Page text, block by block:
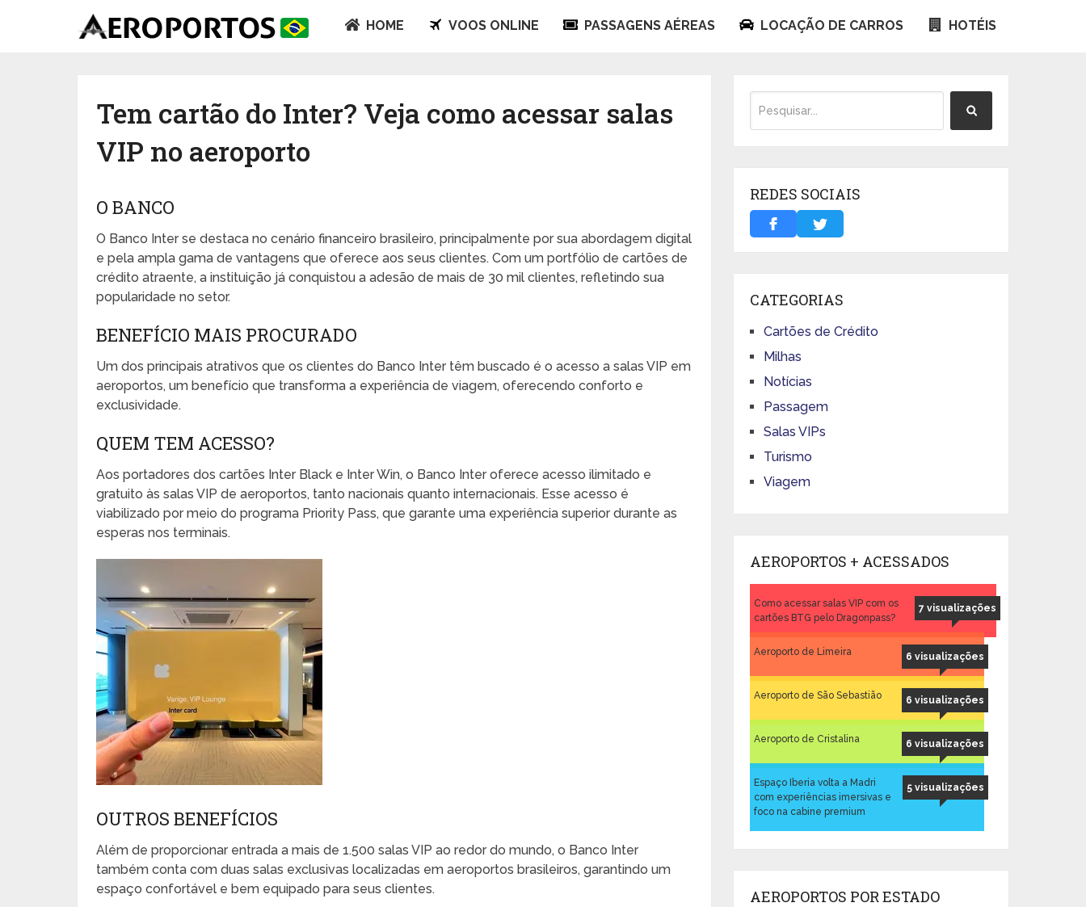
HOME VOOS ONLINE PASSAGENS AÉREAS LOCAÇÃO DE CARROS HOTÉIS
Tem cartão do Inter? Veja como acessar salas
VIP no aeroporto
O BANCO
O Banco Inter se destaca no cenário financeiro brasileiro, principalmente por sua abordagem digital
e pela ampla gama de vantagens que oferece aos seus clientes. Com um portfólio de cartões de
crédito atraente, a instituição já conquistou a adesão de mais de 30 mil clientes, refletindo sua
popularidade no setor.
BENEFÍCIO MAIS PROCURADO
Um dos principais atrativos que os clientes do Banco Inter têm buscado é o acesso a salas VIP em
aeroportos, um benefício que transforma a experiência de viagem, oferecendo conforto e
exclusividade.
QUEM TEM ACESSO?
Aos portadores dos cartões Inter Black e Inter Win, o Banco Inter oferece acesso ilimitado e
gratuito às salas VIP de aeroportos, tanto nacionais quanto internacionais. Esse acesso é
viabilizado por meio do programa Priority Pass, que garante uma experiência superior durante as
esperas nos terminais.
OUTROS BENEFÍCIOS
Além de proporcionar entrada a mais de 1.500 salas VIP ao redor do mundo, o Banco Inter
também conta com duas salas exclusivas localizadas em aeroportos brasileiros, garantindo um
espaço confortável e bem equipado para seus clientes.
REDES SOCIAIS
CATEGORIAS
Cartões de Crédito
Milhas
Notícias
Passagem
Salas VIPs
Turismo
Viagem
AEROPORTOS + ACESSADOS
7 visualizações
Como acessar salas VIP com os
cartões BTG pelo Dragonpass?
6 visualizações
Aeroporto de Limeira
6 visualizações
Aeroporto de São Sebastião
6 visualizações
Aeroporto de Cristalina
5 visualizações
Espaço Iberia volta a Madri
com experiências imersivas e
foco na cabine premium
AEROPORTOS POR ESTADO